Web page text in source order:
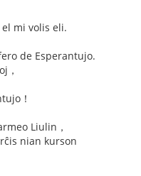
mi volis eli.
de Esperantujo.
，
！
Liulin，
nian kurson